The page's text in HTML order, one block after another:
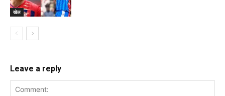
खेल
Leave a reply